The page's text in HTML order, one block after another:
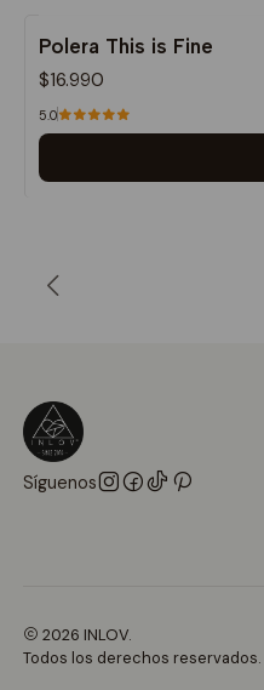
Polera This is Fine
$16.990
5.0
Síguenos
2026 INLOV.
Todos los derechos reservados.